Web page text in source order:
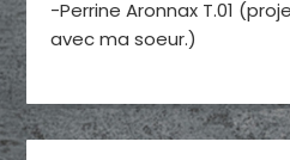
-Perrine Aronnax T.01
avec ma soeur.)